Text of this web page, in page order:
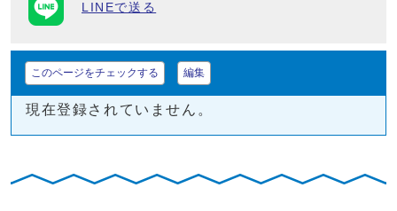
LINEで送る
このページをチェックする 編集
現在登録されていません。